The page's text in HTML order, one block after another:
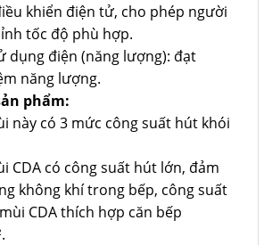
khiển điện tử, cho phép người
tốc độ phù hợp.
dụng điện (năng lượng): đạt
năng lượng.
phẩm:
này có 3 mức công suất hút khói
CDA có công suất hút lớn, đảm
không khí trong bếp, công suất
CDA thích hợp căn bếp